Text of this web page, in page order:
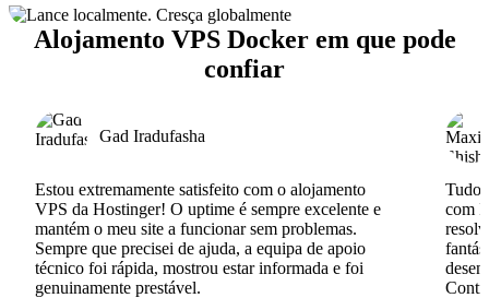
Alojamento VPS Docker em que pode
confiar
Gad Iradufasha
Estou extremamente satisfeito com o alojamento
VPS da Hostinger! O uptime é sempre excelente e
mantém o meu site a funcionar sem problemas.
Sempre que precisei de ajuda, a equipa de apoio
técnico foi rápida, mostrou estar informada e foi
genuinamente prestável.
Tudo
com